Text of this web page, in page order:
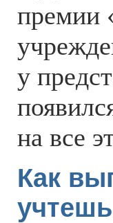
премии
у
на все
Как
учтешь